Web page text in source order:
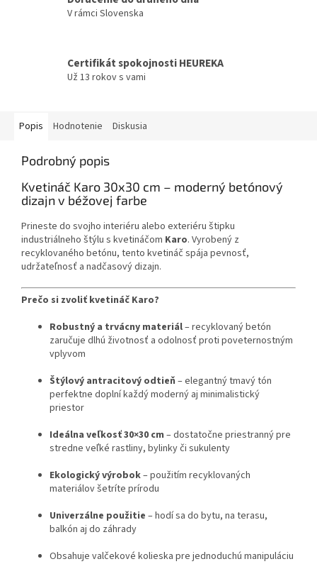
V rámci Slovenska
Certifikát spokojnosti HEUREKA
Už 13 rokov s vami
Popis Hodnotenie Diskusia
Podrobný popis
Kvetináč Karo 30x30 cm – moderný betónový
dizajn v béžovej farbe
Prineste do svojho interiéru alebo exteriéru štipku
industriálneho štýlu s kvetináčom Karo. Vyrobený z
recyklovaného betónu, tento kvetináč spája pevnosť,
udržateľnosť a nadčasový dizajn.
Prečo si zvoliť kvetináč Karo?
Robustný a trvácny materiál– recyklovaný betón
zaručuje dlhú životnosť a odolnosť proti poveternostným
vplyvom
Štýlový antracitový odtieň – elegantný tmavý tón
perfektne doplní každý moderný aj minimalistický
priestor
Ideálna veľkosť 30×30 cm – dostatočne priestranný pre
stredne veľké rastliny, bylinky či sukulenty
Ekologický výrobok– použitím recyklovaných
materiálov šetríte prírodu
Univerzálne použitie – hodí sa do bytu, na terasu,
balkón aj do záhrady
Obsahuje valčekové kolieska pre jednoduchú manipuláciu